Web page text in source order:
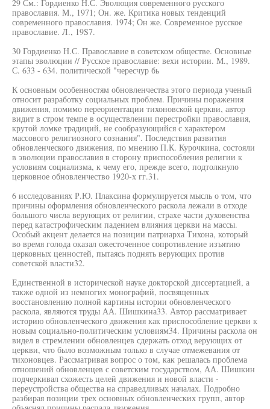
29 См.: Гордиенко Н.С. Эволюция современного русского
православия. М., 1971; Он. же. Критика новых тенденций
современного православия. 1974; Он же. Современное русское
православие. Л., 19S7.
30 Гордиенко Н.С. Православие в советском обществе. Основные
этапы эволюции // Русское православие: вехи истории. М., 1989.
С. 633 - 634. политической "чересчур бь
К основным особенностям обновленчества этого периода ученый
относит разработку социальных проблем. Причины поражения
движения, помимо переориентации тихоновской церкви, автор
видит в стром темпе в осуществлении перестройки православия,
крутой ломке традиций, не сообразующийся с характером
массового религиозного сознания". Последствия развития
обновленческого движения, по мнению П.К. Курочкина, состояли
в эволюции православия в сторону приспособления религии к
условиям социализма, к чему его, прежде всего, подтолкнуло
церковное обновленчество 1920-х гг.31.
6 исследованиях Р.Ю. Плаксина формулируется мысль о том, что
причины оформления обновленческого раскола лежали в отходе
большого числа верующих от религии, страхе части духовенства
перед катастрофическим падением влияния церкви на массы.
Особый акцент делается на позиции патриарха Тихона, который
во время голода оказал ожесточенное сопротивление изъятию
церковных ценностей, пытаясь поднять верующих против
советской власти32.
Единственной в исторической науке докторской диссертацией, а
также одной из немногих монографий, посвященных
восстановлению полной картины истории обновленческого
раскола, являются труды АА. Шишкина33. Автор рассматривает
историю обновленческого движения как приспособление церкви к
новым социально-политическим условиям34. Причины раскола он
видел в стремлении обновленцев сдержать отход верующих от
церкви, что было возможным только в случае отмежевания от
тихоновцев. Рассматривая вопрос о том, как решалась проблема
отношений обновленцев с советским государством, АА. Шишкин
подчеркивал схожесть целей движения и новой власти -
переустройства общества на справедливых началах. Подробно
разбирая позиции трех основных обновленческих групп, автор